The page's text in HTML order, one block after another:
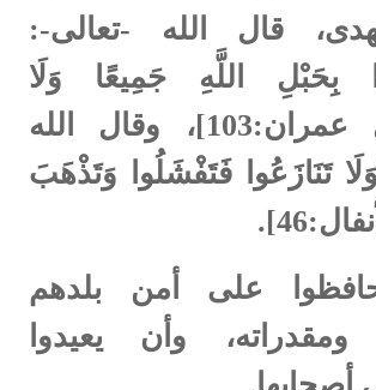
قال الله -تعالى-:
بِحَبْلِ اللَّهِ جَمِيعًا وَلَا
تَفَرَّقُوا﴾[آل عمران:103]، وقال الله
تَنَازَعُوا فَتَفْشَلُوا وَتَذْهَبَ
على أمن بلدهم
ومقدراته، وأن يعيدوا